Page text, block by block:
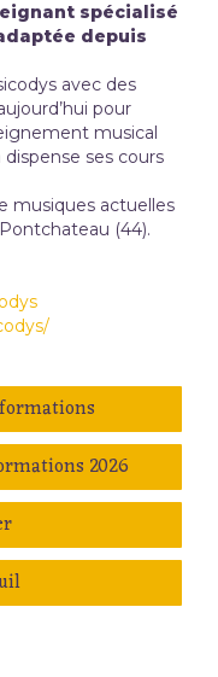
spécialisé
depuis
avec des
pour
musical
ses cours
musiques actuelles
(44).
2026